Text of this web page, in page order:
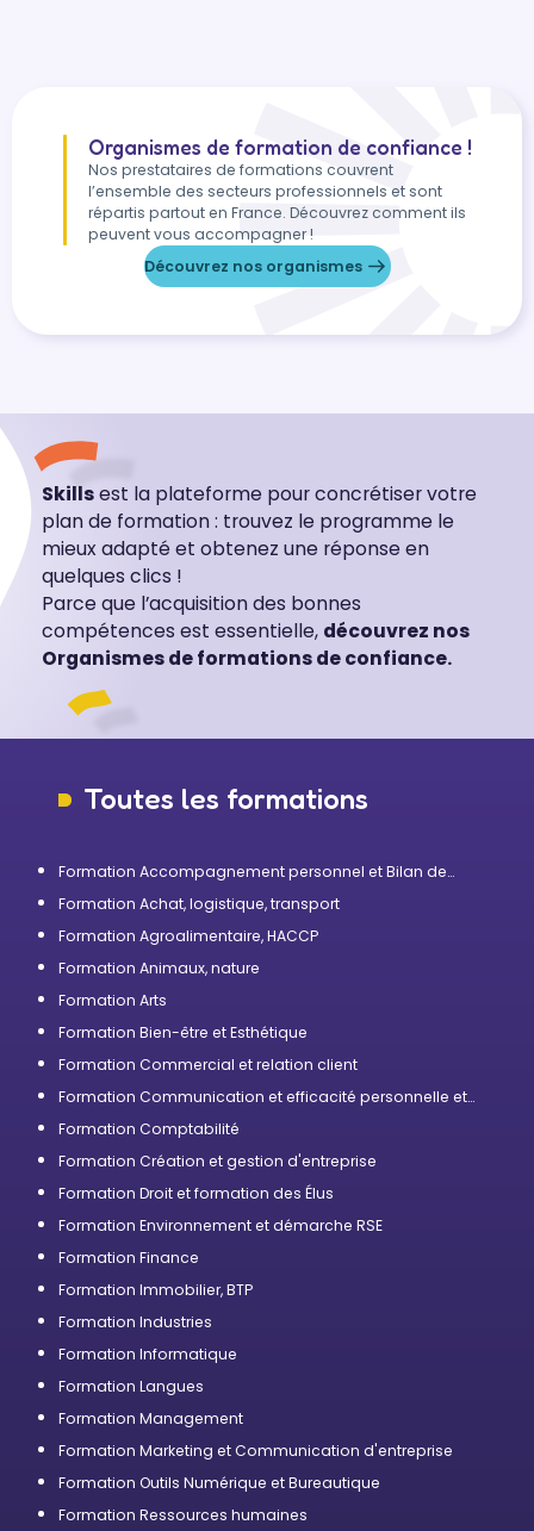
Organismes de formation de confiance !
Nos prestataires de formations couvrent
l’ensemble des secteurs professionnels et sont
répartis partout en France. Découvrez comment ils
peuvent vous accompagner !
Découvrez nos organismes
Skillsest la plateforme pour concrétiser votre
plan de formation : trouvez le programme le
mieux adapté et obtenez une réponse en
quelques clics !
Parce que l’acquisition des bonnes
compétences est essentielle, découvrez nos
Organismes de formations de confiance.
Toutes les formations
Formation Accompagnement personnel et Bilan de
Formation Achat, logistique, transport
Formation Agroalimentaire, HACCP
Formation Animaux, nature
Formation Arts
Formation Bien-être et Esthétique
Formation Commercial et relation client
Formation Communication et efficacité personnelle et
Formation Comptabilité
Formation Création et gestion d'entreprise
Formation Droit et formation des Élus
Formation Environnement et démarche RSE
Formation Finance
Formation Immobilier, BTP
Formation Industries
Formation Informatique
Formation Langues
Formation Management
Formation Marketing et Communication d'entreprise
Formation Outils Numérique et Bureautique
Formation Ressources humaines